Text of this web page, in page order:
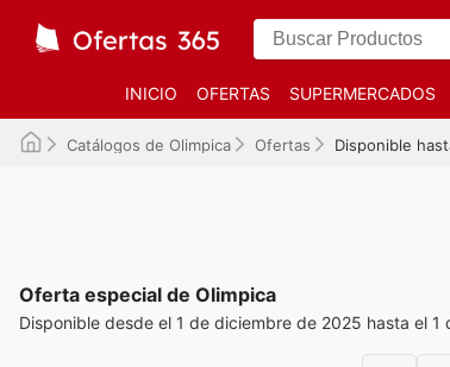
INICIO OFERTAS SUPERMERCADOS
Catálogos de Olimpica Ofertas Disponible
Oferta especial de Olimpica
Disponible desde el 1 de diciembre de 2025 hasta el 1